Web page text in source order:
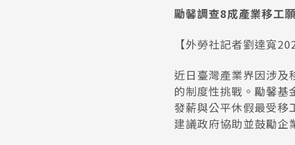
勵馨調查8成產業移工
【外勞社記者劉達寬
近日臺灣產業界因涉及
的制度性挑戰。勵馨
發薪與公平休假最受移
建議政府協助並鼓勵企